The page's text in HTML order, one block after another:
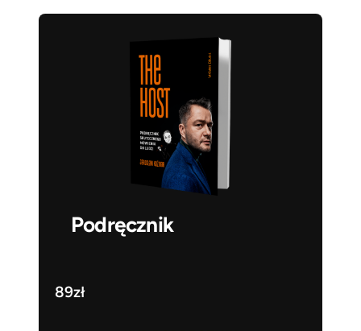
Podręcznik
89zł